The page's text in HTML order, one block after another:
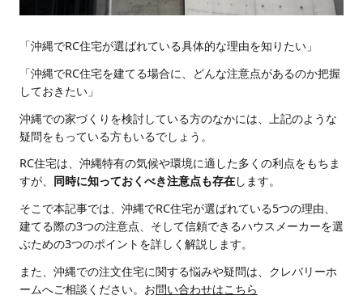
「沖縄でRC住宅が選ばれている具体的な理由を知りたい」
「沖縄でRC住宅を建てる場合に、どんな注意点があるのか把握
しておきたい」
沖縄での家づくりを検討している方のなかには、上記のような
疑問をもっている方もいるでしょう。
RC住宅は、沖縄特有の気候や環境に適した多くの利点をもちま
すが、 同時に知っておくべき注意点も存在します。
そこで本記事では、沖縄でRC住宅が選ばれている5つの理由、
建てる際の3つの注意点、そして信頼できるハウスメーカーを選
ぶための3つのポイントを詳しく解説します。
また、沖縄での注文住宅に関する悩みや疑問は、クレバリーホ
ームへご相談ください。お問い合わせはこちら